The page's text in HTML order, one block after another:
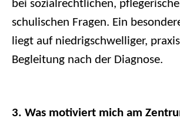
bei sozialrechtlichen,
schulischen Fragen. Ein
liegt auf niedrigschwelliger,
Begleitung nach der Diagnose.
3. Was motiviert mich am